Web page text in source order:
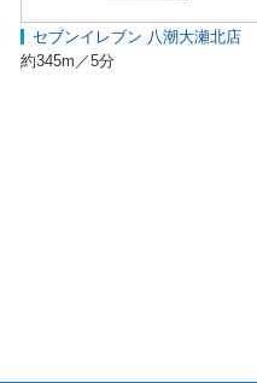
セブンイレブン 八潮大瀬北店
約345m／5分